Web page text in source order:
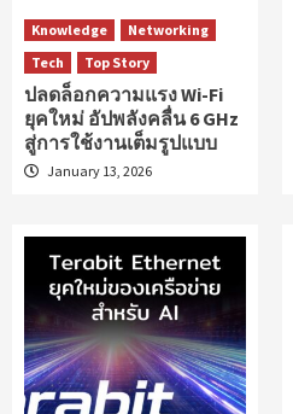
Knowledge
Networking
Tech
Top Story
ปลดล็อกความแรง Wi-Fi
ยุคใหม่ อัปพลังคลื่น 6 GHz
สู่การใช้งานเต็มรูปแบบ
January 13, 2026